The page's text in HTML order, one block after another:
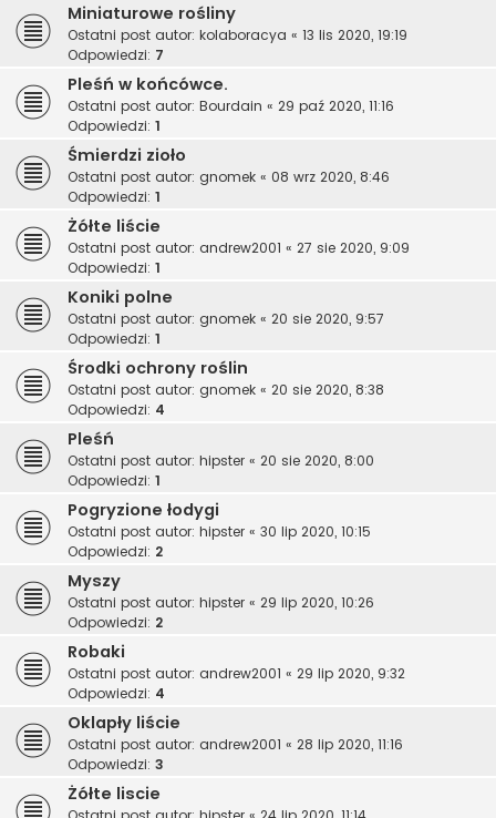
Miniaturowe rośliny
Ostatni post autor: kolaboracya « 13 lis 2020, 19:19
Odpowiedzi: 7
Pleśń w końcówce.
Ostatni post autor: Bourdain « 29 paź 2020, 11:16
Odpowiedzi: 1
Śmierdzi zioło
Ostatni post autor: gnomek « 08 wrz 2020, 8:46
Odpowiedzi: 1
Żółte liście
Ostatni post autor: andrew2001 « 27 sie 2020, 9:09
Odpowiedzi: 1
Koniki polne
Ostatni post autor: gnomek « 20 sie 2020, 9:57
Odpowiedzi: 1
Środki ochrony roślin
Ostatni post autor: gnomek « 20 sie 2020, 8:38
Odpowiedzi: 4
Pleśń
Ostatni post autor: hipster « 20 sie 2020, 8:00
Odpowiedzi: 1
Pogryzione łodygi
Ostatni post autor: hipster « 30 lip 2020, 10:15
Odpowiedzi: 2
Myszy
Ostatni post autor: hipster « 29 lip 2020, 10:26
Odpowiedzi: 2
Robaki
Ostatni post autor: andrew2001 « 29 lip 2020, 9:32
Odpowiedzi: 4
Oklapły liście
Ostatni post autor: andrew2001 « 28 lip 2020, 11:16
Odpowiedzi: 3
Żółte liscie